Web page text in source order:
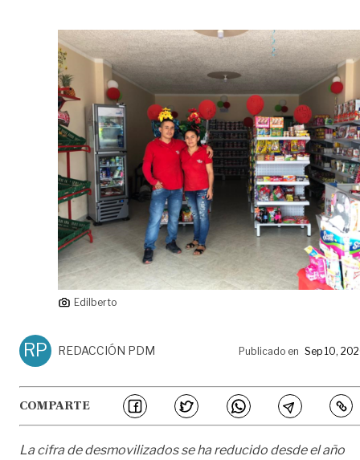
Edilberto
RP REDACCIÓN PDM Publicado en Sep 10,
COMPARTE
La cifra de desmovilizados se ha reducido desde el año